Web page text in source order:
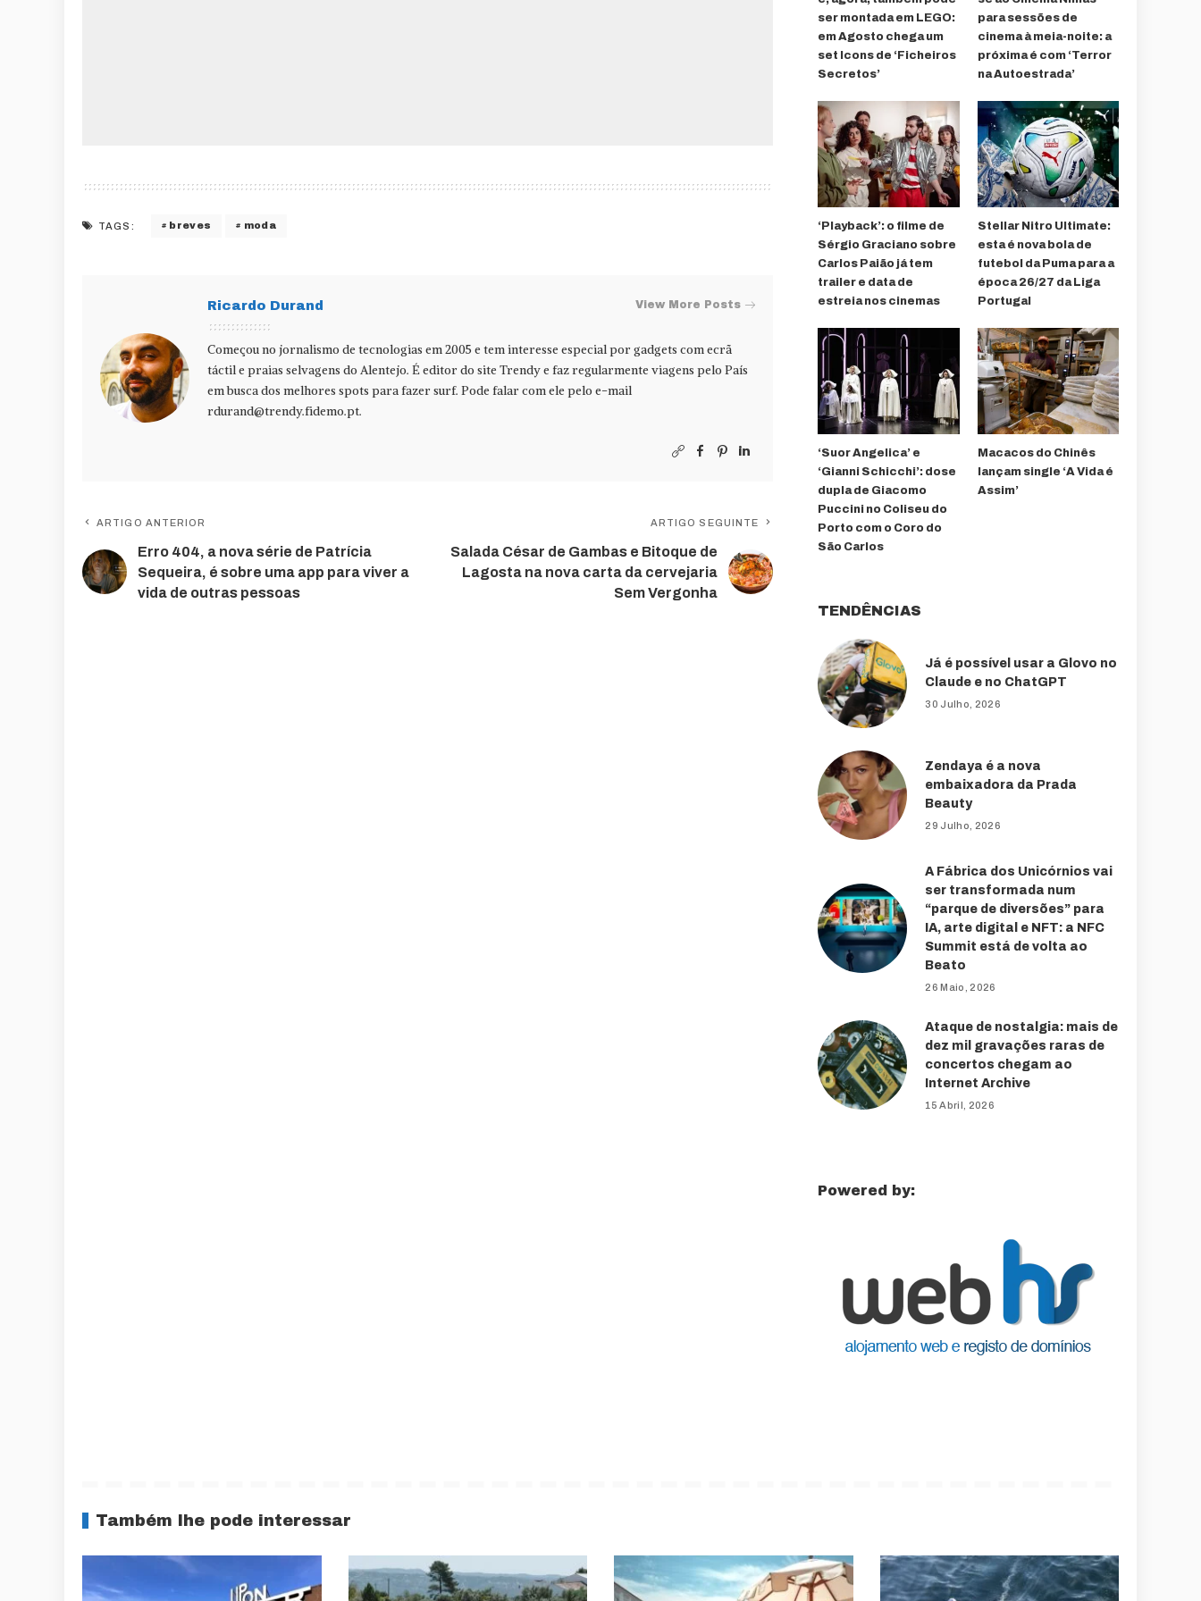
TAGS: breves moda
Ricardo Durand View More Posts
Começou no jornalismo de tecnologias em 2005 e tem interesse especial por gadgets com ecrã
táctil e praias selvagens do Alentejo. É editor do site Trendy e faz regularmente viagens pelo País
em busca dos melhores spots para fazer surf. Pode falar com ele pelo e-mail
rdurand@trendy.fidemo.pt.
ARTIGO ANTERIOR
Erro 404, a nova série de Patrícia
Sequeira, é sobre uma app para viver a
vida de outras pessoas
ARTIGO SEGUINTE
Salada César de Gambas e Bitoque de
Lagosta na nova carta da cervejaria
Sem Vergonha
ser montada em LEGO:
em Agosto chega um
set Icons de ‘Ficheiros
Secretos’
para sessões de
cinema à meia-noite: a
próxima é com ‘Terror
na Autoestrada’
‘Playback’: o filme de
Sérgio Graciano sobre
Carlos Paião já tem
trailer e data de
estreia nos cinemas
Stellar Nitro Ultimate:
esta é nova bola de
futebol da Puma para a
época 26/27 da Liga
Portugal
‘Suor Angelica’ e
‘Gianni Schicchi’: dose
dupla de Giacomo
Puccini no Coliseu do
Porto com o Coro do
São Carlos
Macacos do Chinês
lançam single ‘A Vida é
Assim’
TENDÊNCIAS
Já é possível usar a Glovo no
Claude e no ChatGPT
30 Julho, 2026
Zendaya é a nova
embaixadora da Prada
Beauty
29 Julho, 2026
A Fábrica dos Unicórnios vai
ser transformada num
“parque de diversões” para
IA, arte digital e NFT: a NFC
Summit está de volta ao
Beato
26 Maio, 2026
Ataque de nostalgia: mais de
dez mil gravações raras de
concertos chegam ao
Internet Archive
15 Abril, 2026
Powered by:
Também lhe pode interessar